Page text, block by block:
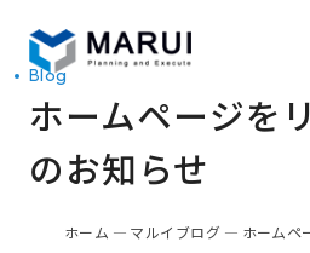
ホーム
Home
Blog
ホームページを
のお知らせ
ホーム マルイブログ ホームペ